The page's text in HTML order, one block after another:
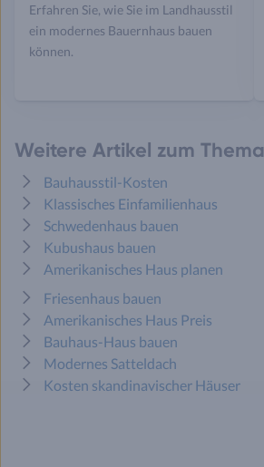
Erfahren Sie, wie Sie im Landhausstil
ein modernes Bauernhaus bauen
können.
Weitere Artikel zum Thema
Bauhausstil-Kosten
Klassisches Einfamilienhaus
Schwedenhaus bauen
Kubushaus bauen
Amerikanisches Haus planen
Friesenhaus bauen
Amerikanisches Haus Preis
Bauhaus-Haus bauen
Modernes Satteldach
Kosten skandinavischer Häuser